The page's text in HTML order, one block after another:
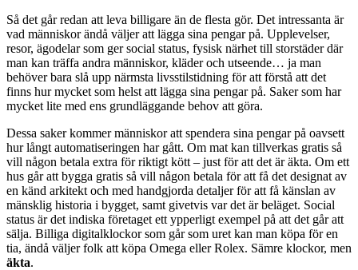
Så det går redan att leva billigare än de flesta gör. Det intressanta är
vad människor ändå väljer att lägga sina pengar på. Upplevelser,
resor, ägodelar som ger social status, fysisk närhet till storstäder där
man kan träffa andra människor, kläder och utseende… ja man
behöver bara slå upp närmsta livsstilstidning för att förstå att det
finns hur mycket som helst att lägga sina pengar på. Saker som har
mycket lite med ens grundläggande behov att göra.
Dessa saker kommer människor att spendera sina pengar på oavsett
hur långt automatiseringen har gått. Om mat kan tillverkas gratis så
vill någon betala extra för riktigt kött – just för att det är äkta. Om ett
hus går att bygga gratis så vill någon betala för att få det designat av
en känd arkitekt och med handgjorda detaljer för att få känslan av
mänsklig historia i bygget, samt givetvis var det är beläget. Social
status är det indiska företaget ett ypperligt exempel på att det går att
sälja. Billiga digitalklockor som går som uret kan man köpa för en
tia, ändå väljer folk att köpa Omega eller Rolex. Sämre klockor, men
äkta.